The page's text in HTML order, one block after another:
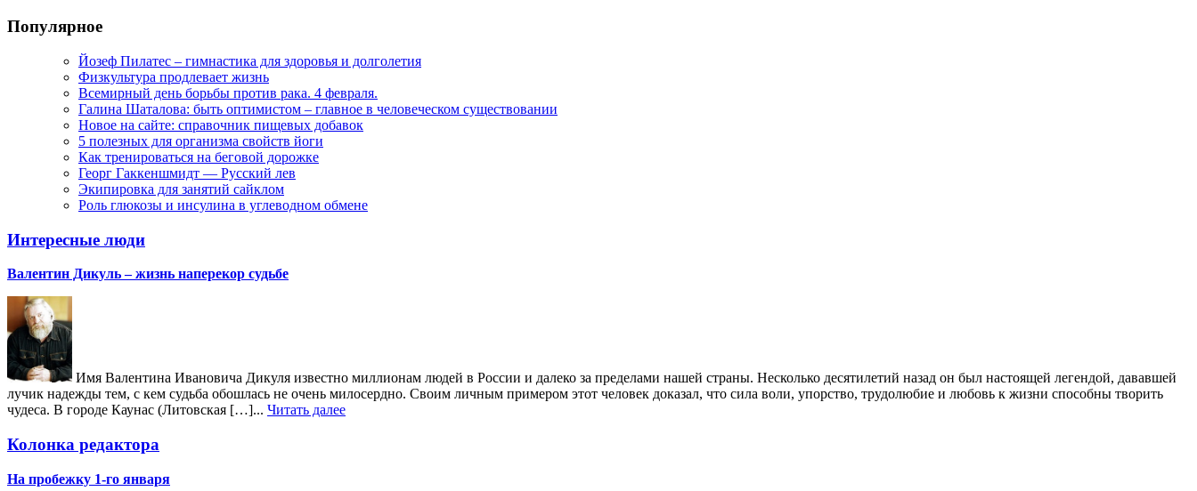
Популярное
Йозеф Пилатес – гимнастика для здоровья и долголетия
Физкультура продлевает жизнь
Всемирный день борьбы против рака. 4 февраля.
Галина Шаталова: быть оптимистом – главное в человеческом существовании
Новое на сайте: справочник пищевых добавок
5 полезных для организма свойств йоги
Как тренироваться на беговой дорожке
Георг Гаккеншмидт — Русский лев
Экипировка для занятий сайклом
Роль глюкозы и инсулина в углеводном обмене
Интересные люди
Валентин Дикуль – жизнь наперекор судьбе
Имя Валентина Ивановича Дикуля известно миллионам людей в России и далеко за пределами нашей страны. Несколько десятилетий назад он был настоящей легендой, дававшей
лучик надежды тем, с кем судьба обошлась не очень милосердно. Своим личным примером этот человек доказал, что сила воли, упорство, трудолюбие и любовь к жизни способны творить
чудеса. В городе Каунас (Литовская […]... Читать далее
Колонка редактора
На пробежку 1-го января